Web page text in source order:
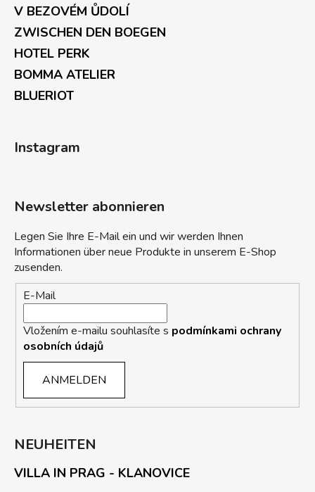
V BEZOVÉM ŮDOLÍ
ZWISCHEN DEN BOEGEN
HOTEL PERK
BOMMA ATELIER
BLUERIOT
Instagram
Newsletter abonnieren
Legen Sie Ihre E-Mail ein und wir werden Ihnen
Informationen über neue Produkte in unserem E-Shop
zusenden.
E-Mail
Vložením e-mailu souhlasíte s podmínkami ochrany
osobních údajů
ANMELDEN
NEUHEITEN
VILLA IN PRAG - KLANOVICE